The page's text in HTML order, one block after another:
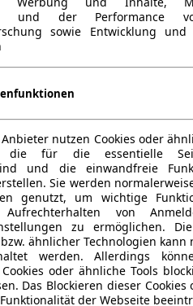
und der Performance
sowie Entwicklung und
nutzen Cookies oder
die für die essentielle
und die einwandfreie
Sie werden
genutzt, um wichtige
von
zu ermöglichen.
ähnlicher Technologien kann
werden. Allerdings
oder ähnliche Tools
Das Blockieren dieser
der Webseite
kmEZ 06/2015AutomatikSUV /
Scheinwerfer, Einparkhilfe,
Sensoren vorne,
Lichtsensor,
Schiebedach, Sitzheizung,